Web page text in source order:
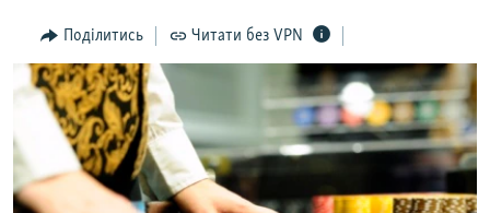
Перейти
пошуку
ПОГЛЯД
ІНТЕРВ'Ю
ВСЕ ЗА ДЕНЬ
СПЕЦПРОЕКТИ
ДЕПОРТАЦІЯ
ЯК ОБІЙТИ БЛОКУВАННЯ
Поділитись Читати без VPN